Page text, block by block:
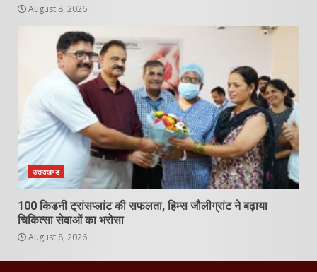
August 8, 2026
उत्तराखण्ड
100 किडनी ट्रांसप्लांट की सफलता, हिम्स जौलीग्रांट ने बढ़ाया
चिकित्सा सेवाओं का भरोसा
August 8, 2026